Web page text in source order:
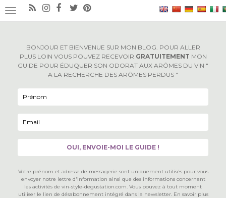
×
BONJOUR ET BIENVENUE SUR MON BLOG. POUR ALLER
PLUS LOIN VOUS POUVEZ RECEVOIR GRATUITEMENT MON
GUIDE POUR ÉDUQUER SON ODORAT AUX ARÔMES DU VIN "
A LA RECHERCHE DES ARÔMES PERDUS "
Votre prénom et adresse de messagerie sont uniquement utilisés pour vous
envoyer notre lettre d'information ainsi que des informations concernant
les activités de vin-style-degustation.com. Vous pouvez à tout moment
utiliser le lien de désabonnement intégré dans la newsletter. En savoir plus
OUVRIR/FERMER LA NAVIGATION